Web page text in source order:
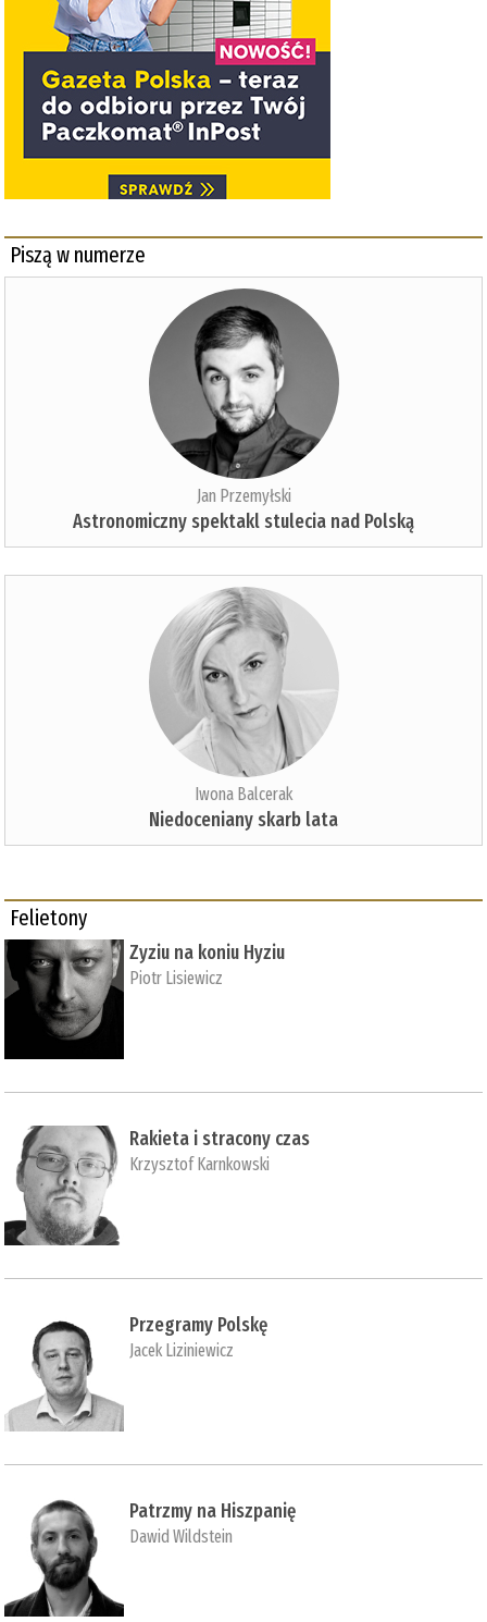
Piszą w numerze
Jan Przemyłski
Astronomiczny spektakl stulecia nad Polską
Iwona Balcerak
Niedoceniany skarb lata
Felietony
Zyziu na koniu Hyziu
Piotr Lisiewicz
Rakieta i stracony czas
Krzysztof Karnkowski
Przegramy Polskę
Jacek Liziniewicz
Patrzmy na Hiszpanię
Dawid Wildstein